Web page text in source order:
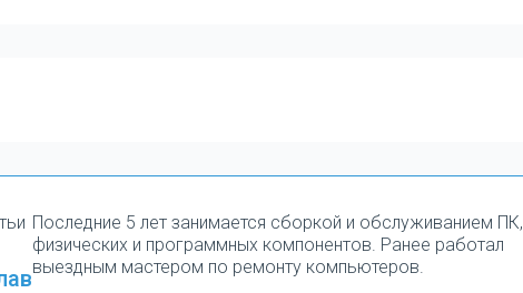
Последние 5 лет занимается сборкой и обслуживанием ПК,
физических и программных компонентов. Ранее работал
выездным мастером по ремонту компьютеров.